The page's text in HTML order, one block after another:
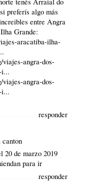
preferís algo más
entre Angra
Grande:
aracatiba-ilha-
angra-dos-
i...
angra-dos-
i...
responder
20 de marzo 2019
para ir
responder